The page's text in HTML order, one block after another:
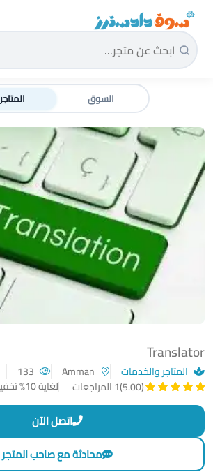
سوق دادسترز الرئيسية
السوق المتاجر
Translator
المتاجر والخدمات
(5.00)
1 المراجعات لغاية 10% تخفيض
اتصل الآن
محادثة مع صاحب المتجر